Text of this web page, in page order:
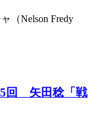
（Nelson Fredy
回 矢田稔「戦